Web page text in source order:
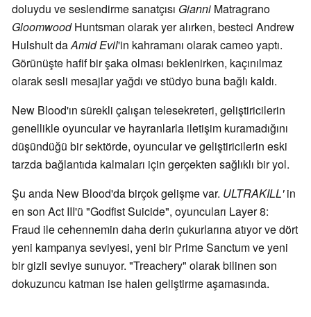
doluydu ve seslendirme sanatçısı Gianni Matragrano
GloomwoodHuntsman olarak yer alırken, besteci Andrew
Hulshult daAmid Evil'in kahramanı olarak cameo yaptı.
Görünüşte hafif bir şaka olması beklenirken, kaçınılmaz
olarak sesli mesajlar yağdı ve stüdyo buna bağlı kaldı.
New Blood'ın sürekli çalışan telesekreteri, geliştiricilerin
genellikle oyuncular ve hayranlarla iletişim kuramadığını
düşündüğü bir sektörde, oyuncular ve geliştiricilerin eski
tarzda bağlantıda kalmaları için gerçekten sağlıklı bir yol.
Şu anda New Blood'da birçok gelişme var. ULTRAKILL'in
en son Act III'ü "Godfist Suicide", oyuncuları Layer 8:
Fraud ile cehennemin daha derin çukurlarına atıyor ve dört
yeni kampanya seviyesi, yeni bir Prime Sanctum ve yeni
bir gizli seviye sunuyor. "Treachery" olarak bilinen son
dokuzuncu katman ise halen geliştirme aşamasında.